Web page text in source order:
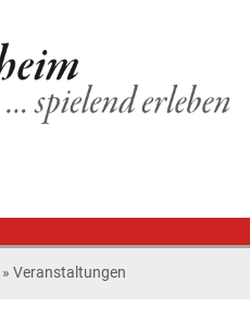
»Veranstaltungen